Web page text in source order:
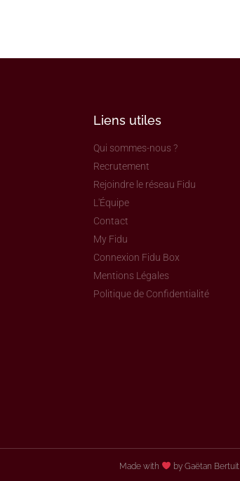
Liens utiles
Qui sommes-nous ?
Recrutement
Rejoindre le réseau Fidu
L'Équipe
Contact
My Fidu
Connexion Fidu Box
Mentions Légales
Politique de Confidentialité
Made with by Gaëtan Bertuit